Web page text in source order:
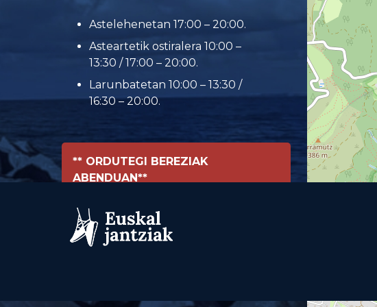
Astelehenetan 17:00 – 20:00.
Asteartetik ostiralera 10:00 –
13:30 / 17:00 – 20:00.
Larunbatetan 10:00 – 13:30 /
16:30 – 20:00.
** ORDUTEGI BEREZIAK
ABENDUAN**